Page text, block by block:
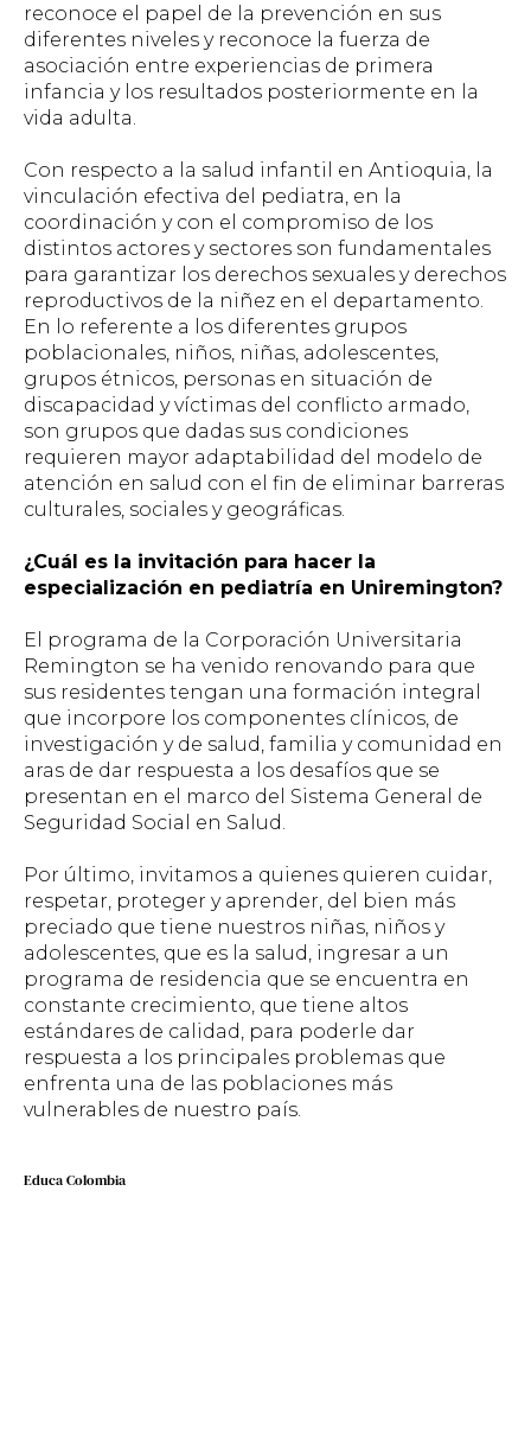
reconoce el papel de la prevención en sus
diferentes niveles y reconoce la fuerza de
asociación entre experiencias de primera
infancia y los resultados posteriormente en la
vida adulta.
Con respecto a la salud infantil en Antioquia, la
vinculación efectiva del pediatra, en la
coordinación y con el compromiso de los
distintos actores y sectores son fundamentales
para garantizar los derechos sexuales y derechos
reproductivos de la niñez en el departamento.
En lo referente a los diferentes grupos
poblacionales, niños, niñas, adolescentes,
grupos étnicos, personas en situación de
discapacidad y víctimas del conflicto armado,
son grupos que dadas sus condiciones
requieren mayor adaptabilidad del modelo de
atención en salud con el fin de eliminar barreras
culturales, sociales y geográficas.
¿Cuál es la invitación para hacer la
especialización en pediatría en Uniremington?
El programa de la Corporación Universitaria
Remington se ha venido renovando para que
sus residentes tengan una formación integral
que incorpore los componentes clínicos, de
investigación y de salud, familia y comunidad en
aras de dar respuesta a los desafíos que se
presentan en el marco del Sistema General de
Seguridad Social en Salud.
Por último, invitamos a quienes quieren cuidar,
respetar, proteger y aprender, del bien más
preciado que tiene nuestros niñas, niños y
adolescentes, que es la salud, ingresar a un
programa de residencia que se encuentra en
constante crecimiento, que tiene altos
estándares de calidad, para poderle dar
respuesta a los principales problemas que
enfrenta una de las poblaciones más
vulnerables de nuestro país.
Educa Colombia